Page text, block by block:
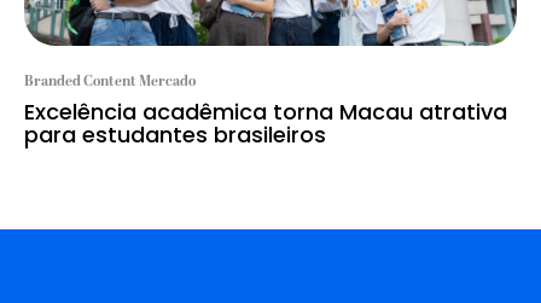
Branded Content Mercado
Excelência acadêmica torna Macau atrativa
para estudantes brasileiros